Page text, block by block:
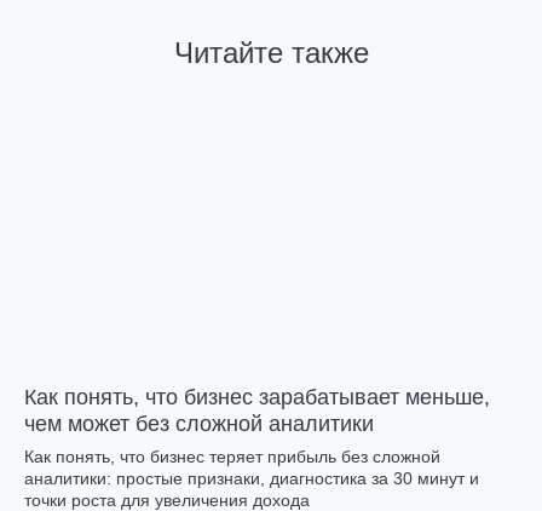
Читайте также
Как понять, что бизнес зарабатывает меньше,
чем может без сложной аналитики
Как понять, что бизнес теряет прибыль без сложной
аналитики: простые признаки, диагностика за 30 минут и
точки роста для увеличения дохода